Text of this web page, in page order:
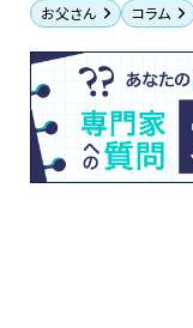
お父さん コラム